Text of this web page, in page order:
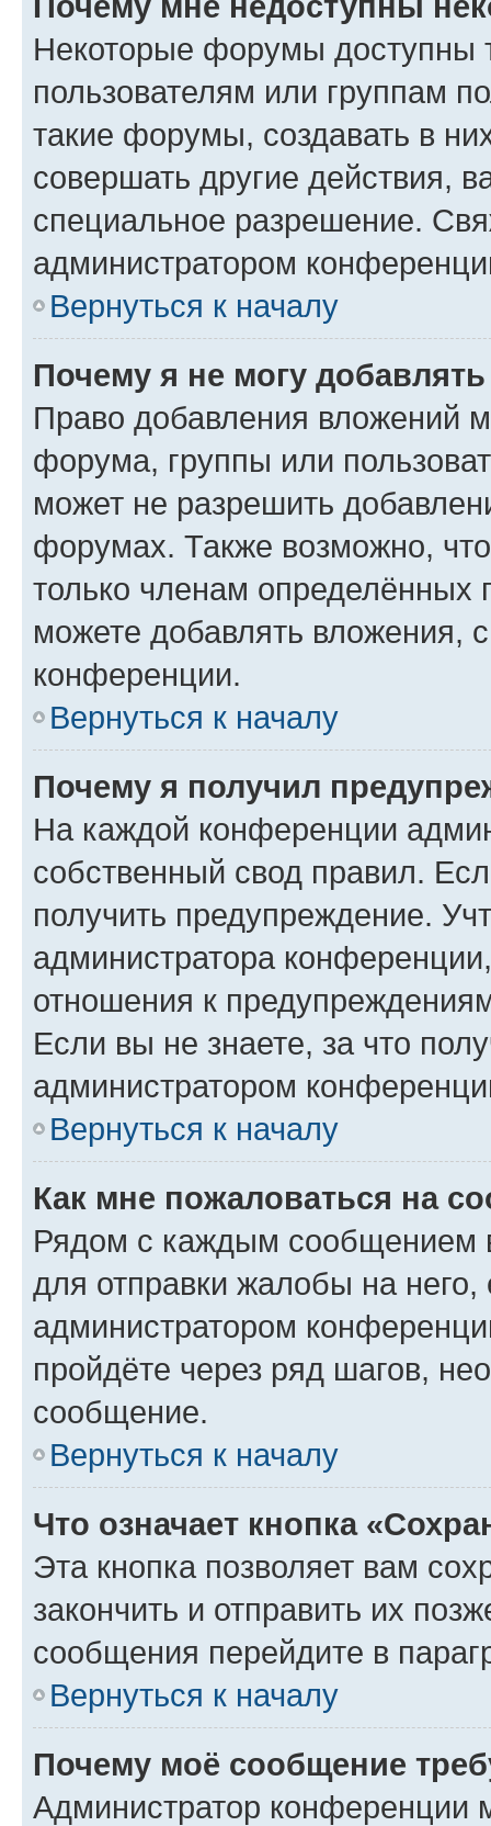
Некоторые форумы доступны
пользователям или группам
такие форумы, создавать в
совершать другие действия,
специальное разрешение.
администратором
Вернуться к началу
Почему я не могу
Право добавления вложений
форума, группы или
может не разрешить
форумах. Также возможно,
только членам определённых
можете добавлять вложения,
конференции.
Вернуться к началу
Почему я получил
На каждой конференции
собственный свод правил.
получить предупреждение.
администратора
отношения к
Если вы не знаете, за что
администратором
Вернуться к началу
Как мне пожаловаться на
Рядом с каждым сообщением
для отправки жалобы на
администратором
пройдёте через ряд шагов,
сообщение.
Вернуться к началу
Что означает кнопка
Эта кнопка позволяет вам
закончить и отправить их
сообщения перейдите в
Вернуться к началу
Почему моё сообщение
Администратор конференции